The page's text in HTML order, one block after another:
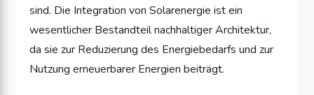
sind. Die Integration von Solarenergie ist ein
wesentlicher Bestandteil nachhaltiger Architektur,
da sie zur Reduzierung des Energiebedarfs und zur
Nutzung erneuerbarer Energien beiträgt.